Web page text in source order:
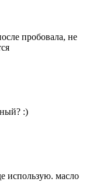
пробовала, не
:)
использую. масло